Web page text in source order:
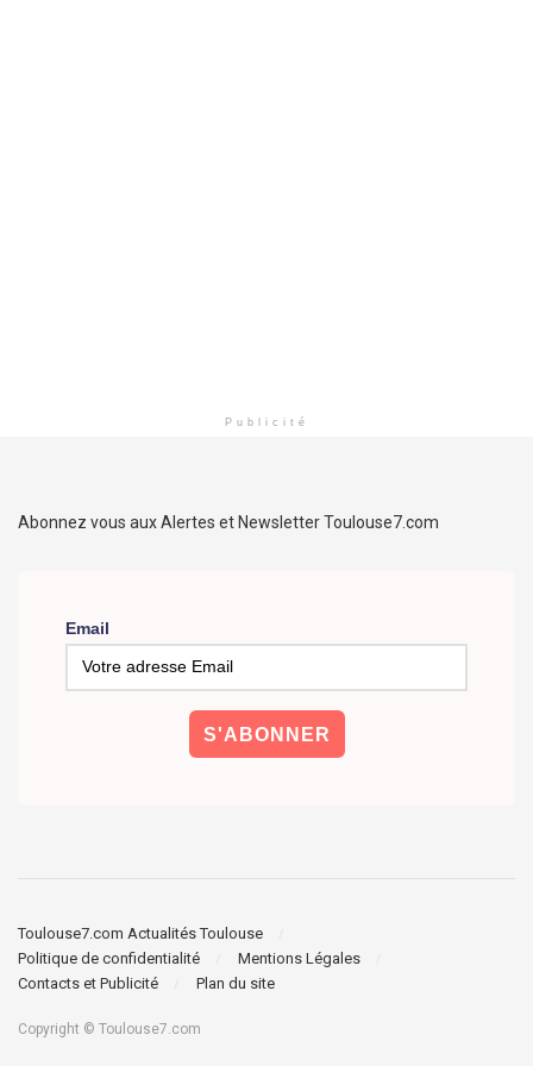
Publicité
Abonnez vous aux Alertes et Newsletter Toulouse7.com
Email
Toulouse7.com Actualités Toulouse
Politique de confidentialité
Mentions Légales
Contacts et Publicité
Plan du site
Copyright © Toulouse7.com